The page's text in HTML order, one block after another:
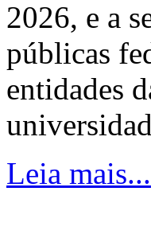
2026, e a
públicas
entidades
Leia mais...